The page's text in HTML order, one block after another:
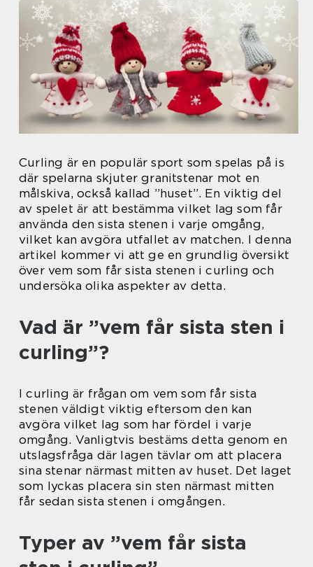
Curling är en populär sport som spelas på is
där spelarna skjuter granitstenar mot en
målskiva, också kallad ”huset”. En viktig del
av spelet är att bestämma vilket lag som får
använda den sista stenen i varje omgång,
vilket kan avgöra utfallet av matchen. I denna
artikel kommer vi att ge en grundlig översikt
över vem som får sista stenen i curling och
undersöka olika aspekter av detta.
Vad är ”vem får sista sten i
curling”?
I curling är frågan om vem som får sista
stenen väldigt viktig eftersom den kan
avgöra vilket lag som har fördel i varje
omgång. Vanligtvis bestäms detta genom en
utslagsfråga där lagen tävlar om att placera
sina stenar närmast mitten av huset. Det laget
som lyckas placera sin sten närmast mitten
får sedan sista stenen i omgången.
Typer av ”vem får sista